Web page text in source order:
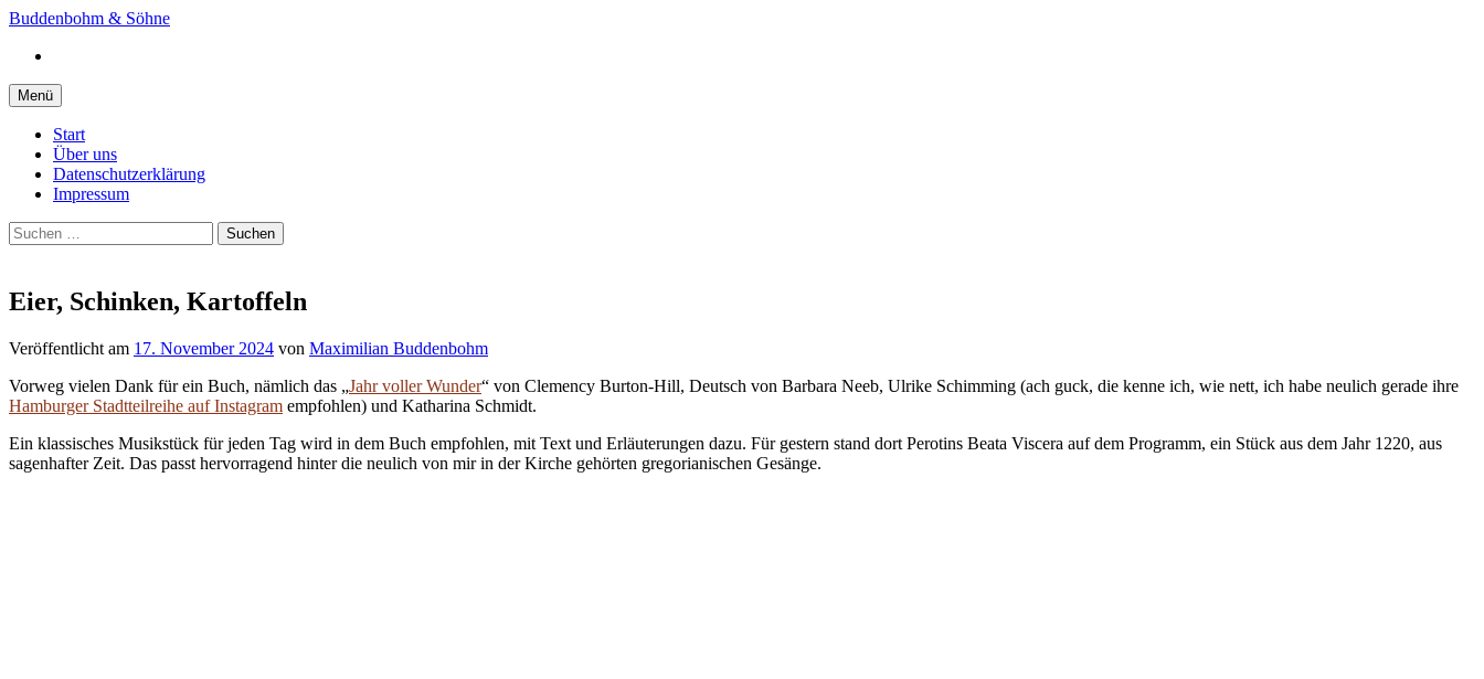
Springe
Inhalt
Buddenbohm & Söhne
Menü
Start
Über uns
Datenschutzerklärung
Impressum
Suchen
nach:
Eier, Schinken, Kartoffeln
Veröffentlicht am 17. November 2024 von Maximilian Buddenbohm
Vorweg vielen Dank für ein Buch, nämlich das „Jahr voller Wunder“ von Clemency Burton-Hill, Deutsch von Barbara Neeb, Ulrike Schimming (ach guck, die kenne ich, wie nett, ich habe neulich gerade ihre
Hamburger Stadtteilreihe auf Instagram empfohlen) und Katharina Schmidt.
Ein klassisches Musikstück für jeden Tag wird in dem Buch empfohlen, mit Text und Erläuterungen dazu. Für gestern stand dort Perotins Beata Viscera auf dem Programm, ein Stück aus dem Jahr 1220, aus
sagenhafter Zeit. Das passt hervorragend hinter die neulich von mir in der Kirche gehörten gregorianischen Gesänge.